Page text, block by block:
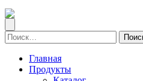
Найти:
Главная
Продукты